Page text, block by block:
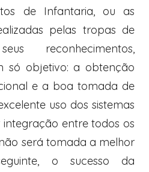
de Infantaria, ou as
pelas tropas de
reconhecimentos,
só objetivo: a obtenção
e a boa tomada de
uso dos sistemas
integração entre todos os
será tomada a melhor
o sucesso da